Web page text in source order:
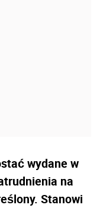
wydane w
na
Stanowi